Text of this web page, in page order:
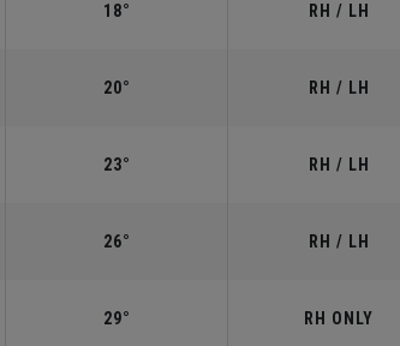
18° RH / LH
20° RH / LH
23° RH / LH
26° RH / LH
29° RH ONLY